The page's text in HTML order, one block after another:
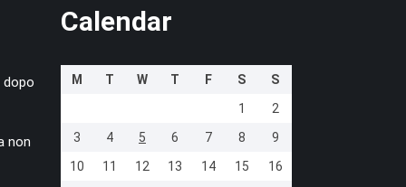
non
Calendar
M T W T F S
S
1
2
3
4 5 6 7 8
9
10
11 12 13 14 15
16